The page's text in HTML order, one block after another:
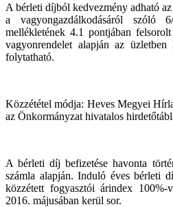
A bérleti díjból kedvezmény adható
a vagyongazdálkodásáról szóló
mellékletének 4.1 pontjában
vagyonrendelet alapján az üzletben
folytatható.
Közzététel módja: Heves Megyei
az Önkormányzat hivatalos
A bérleti díj befizetése havonta
számla alapján. Induló éves bérleti
közzétett fogyasztói árindex 100%-
2016. májusában kerül sor.